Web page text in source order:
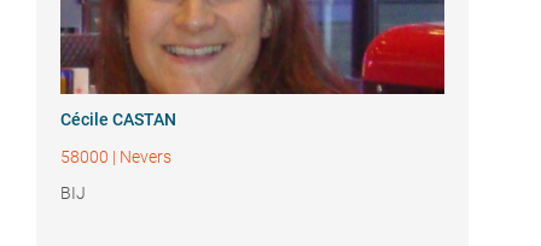
Cécile CASTAN
58000 | Nevers
BIJ